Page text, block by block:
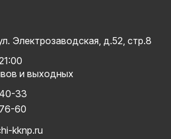
Электрозаводская, д.52, стр.8
и выходных
33
60
kknp.ru